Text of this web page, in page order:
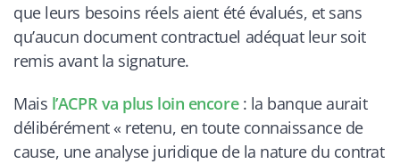
que leurs besoins réels aient été évalués, et sans
qu’aucun document contractuel adéquat leur soit
remis avant la signature.
Mais l’ACPR va plus loin encore: la banque aurait
délibérément « retenu, en toute connaissance de
cause, une analyse juridique de la nature du contrat